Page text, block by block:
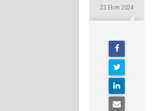
23 Ekim 2024